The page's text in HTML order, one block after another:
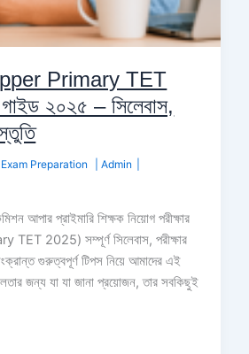
Primary TET
গাইড ২০২৫ – সিলেবাস,
Exam Preparation |Admin
আপার প্রাইমারি শিক্ষক নিয়োগ পরীক্ষার
2025) সম্পূর্ণ সিলেবাস, পরীক্ষার
গুরুত্বপূর্ণ টিপস নিয়ে আমাদের এই
জন্য যা যা জানা প্রয়োজন, তার সবকিছুই